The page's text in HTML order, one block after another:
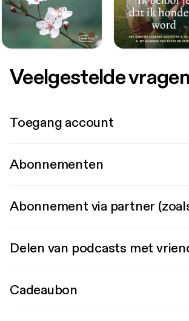
Veelgestelde vragen
Toegang account
Abonnementen
Abonnement via partner
Delen van podcasts met
Cadeaubon